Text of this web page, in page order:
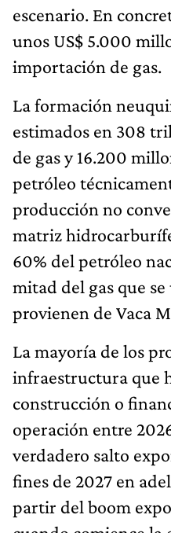
escenario. En
unos US$ 5.000
importación de gas.
La formación
estimados en 308
de gas y 16.200
petróleo
producción no
matriz
60% del petróleo
mitad del gas que
provienen de Vaca
La mayoría de los
infraestructura que
construcción o
operación entre
verdadero salto
fines de 2027 en
partir del boom